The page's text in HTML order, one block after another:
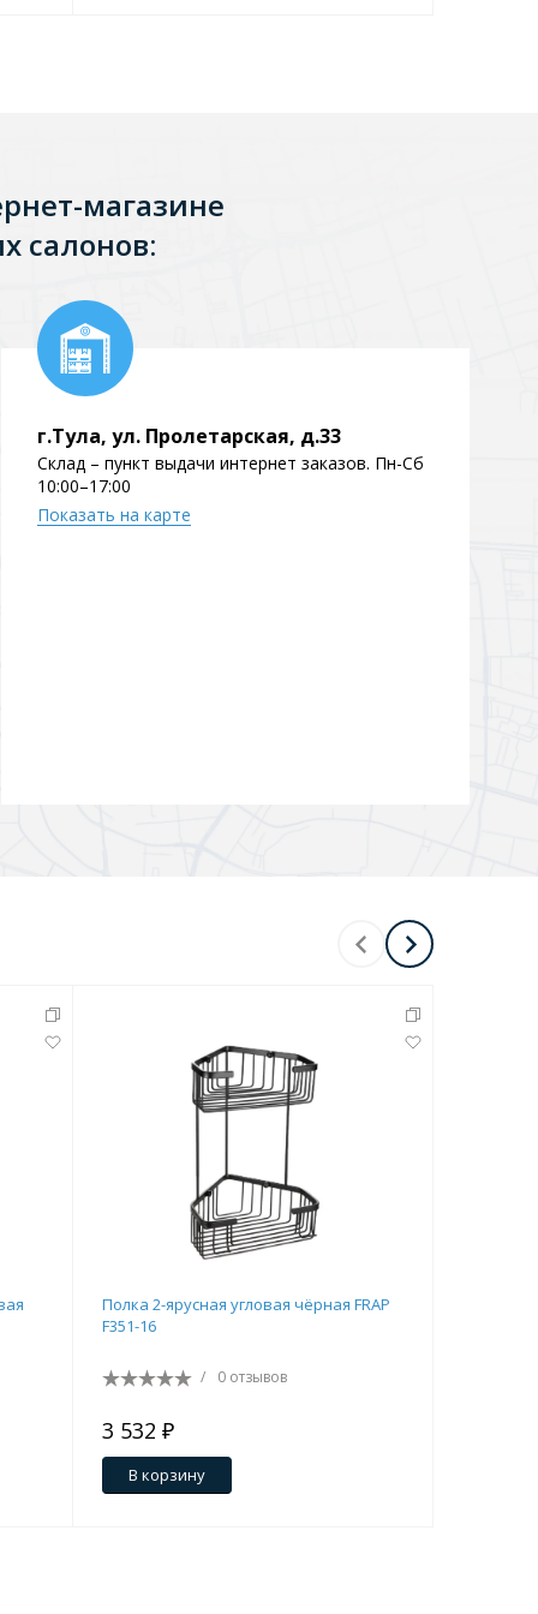
магазине
салонов:
г.Тула, ул. Пролетарская, д.33
Склад – пункт выдачи интернет заказов. Пн-Сб
10:00–17:00
Показать на карте
Полка 2-ярусная угловая чёрная FRAP
F351-16
/ 0 отзывов
3 532 ₽
В корзину